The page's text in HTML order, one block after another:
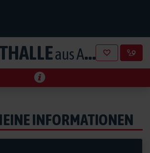
aus Alsdorf
INFORMATIONEN